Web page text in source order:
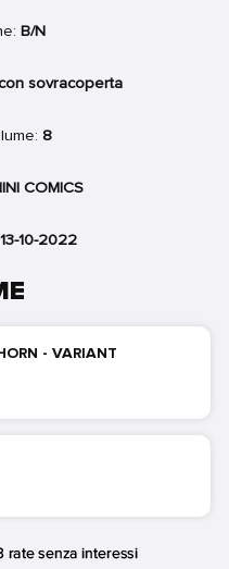
B/N
sovracoperta
8
COMICS
13-10-2022
- VARIANT